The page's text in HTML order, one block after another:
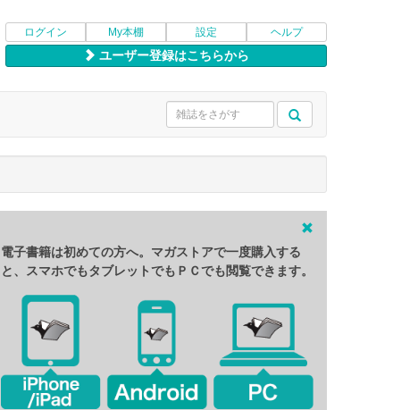
ログイン My本棚 設定 ヘルプ
ユーザー登録はこちらから
電子書籍は初めての方へ。マガストアで一度購入する
と、スマホでもタブレットでもＰＣでも閲覧できます。